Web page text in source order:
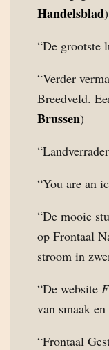
Handelsblad)
“De grootste
“Verder
Breedveld.
Brussen)
“You are an
“De mooie
op Frontaal
stroom in
“De website
van smaak
“Frontaal